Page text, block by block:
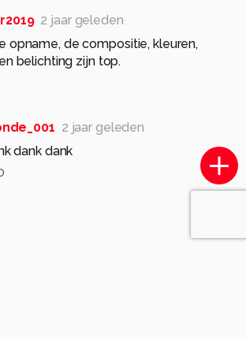
2 jaar geleden
opname, de compositie, kleuren,
belichting zijn top.
2 jaar geleden
dank dank